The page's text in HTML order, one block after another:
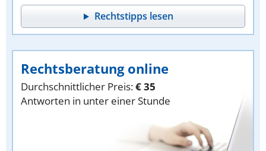
Rechtstipps lesen
Rechtsberatung online
Durchschnittlicher Preis:€ 35
Antworten in unter einer Stunde